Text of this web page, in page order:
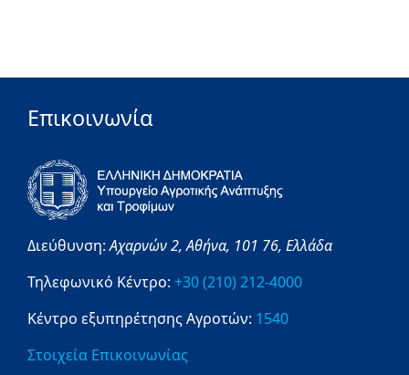
Επικοινωνία
Διεύθυνση:Αχαρνών 2,Αθήνα, 101 76, Ελλάδα
Τηλεφωνικό Κέντρο: +30 (210) 212-4000
Κέντρο εξυπηρέτησης Αγροτών: 1540
Στοιχεία Επικοινωνίας